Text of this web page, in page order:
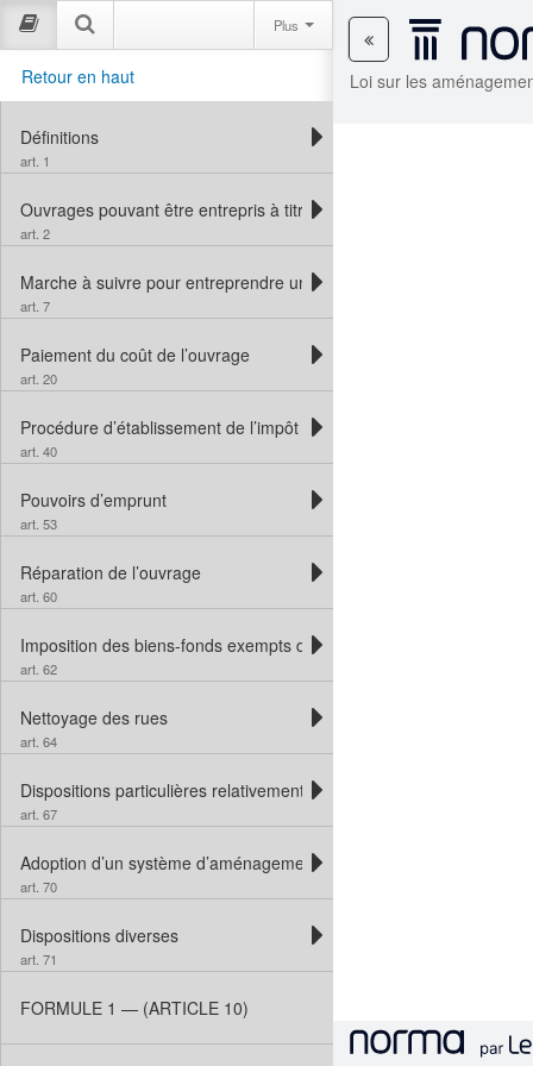
Loi sur les
Plus
Retour en haut
Définitions
art. 1
Ouvrages pouvant être entrepris à titre d’aménagements locaux
art. 2
Marche à suivre pour entreprendre un ouvrage
art. 7
Paiement du coût de l’ouvrage
art. 20
Procédure d’établissement de l’impôt extraordinaire
art. 40
Pouvoirs d’emprunt
art. 53
Réparation de l’ouvrage
art. 60
Imposition des biens-fonds exempts d’impôt
art. 62
Nettoyage des rues
art. 64
Dispositions particulières relativement aux cantons, aux villes, aux
art. 67
Adoption d’un système d’aménagements locaux
art. 70
Dispositions diverses
art. 71
FORMULE 1 — (ARTICLE 10)